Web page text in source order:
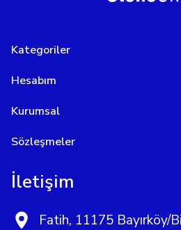
Kategoriler
Hesabım
Kurumsal
Sözleşmeler
İletişim
Fatih, 11175 Bayırköy/